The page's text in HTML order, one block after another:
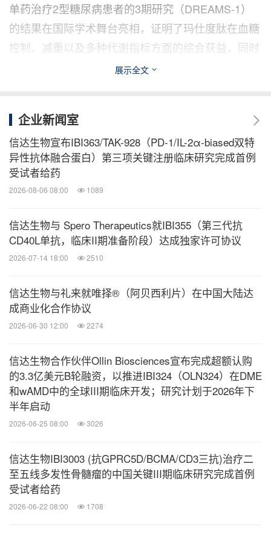
单药治疗2型糖尿病患者的3期研究（DREAMS-1）
的结果在国际学术舞台亮相，证明了玛仕度肽在血糖
控制、减重以及多种代谢指标方面的综合获益，同时
也体现了我国研究者的卓越的科研水平和信达生物扎
的3期研究（DREAMS-2）的详细研究结果也将在学
术期刊进行发表。希望玛仕度肽早日上市，惠及广大
需要进行血糖、体重和心血管代谢指标综合改善的2
型糖尿病患者。信达生物将持续打造心血管及代谢领
的美好追求，服务更多病患。"
关于糖尿病
据国际糖尿病联盟2021年发布的全球糖尿病概览，中
国糖尿病受试者人数居世界第一，预估2021年超1.4
可逆的微血管和大血管并发症如视力下降、失明、肾
功能不全、外周神经病变、心肌梗死、中风和截肢等
[2]。糖尿病发病率高、隐匿性强、并发症严重，这三
大特征严重威胁着人类的健康。目前针对糖尿病的治
外，也在探索对糖尿病患者在减轻体重、降低心血管
风险、保护肾脏等方面的额外获益[3]。
展示全文
企业新闻室
信达生物宣布IBI363/TAK-928（PD-1/IL-2α-biased双特
异性抗体融合蛋白）第三项关键注册临床研究完成首例
受试者给药
2026-08-06 08:00 1089
信达生物与 Spero Therapeutics就IBI355（第三代抗
CD40L单抗，临床II期准备阶段）达成独家许可协议
2026-07-14 18:00 2510
信达生物与礼来就唯择®（阿贝西利片）在中国大陆达
成商业化合作协议
2026-06-30 12:00 2274
信达生物合作伙伴Ollin Biosciences宣布完成超额认购
的3.3亿美元B轮融资，以推进IBI324（OLN324）在DME
和wAMD中的全球III期临床开发；研究计划于2026年下
半年启动
2026-06-25 08:00 3026
信达生物IBI3003 (抗GPRC5D/BCMA/CD3三抗)治疗二
至五线多发性骨髓瘤的中国关键III期临床研究完成首例
受试者给药
2026-06-22 08:00 1708